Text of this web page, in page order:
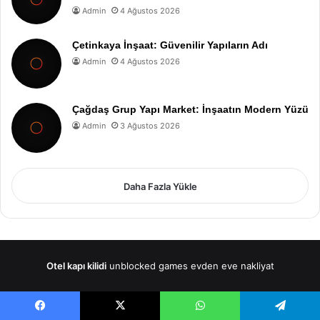
Admin 4 Ağustos 2026
Çetinkaya İnşaat: Güvenilir Yapıların Adı
Admin 4 Ağustos 2026
Çağdaş Grup Yapı Market: İnşaatın Modern Yüzü
Admin 3 Ağustos 2026
Daha Fazla Yükle
Otel kapı kilidi unblocked games evden eve nakliyat